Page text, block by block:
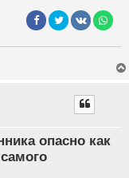
опасно как